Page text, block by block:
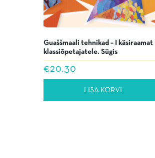
Guaššmaali tehnikad – I käsiraamat
klassiõpetajatele. Sügis
€20.30
LISA KORVI